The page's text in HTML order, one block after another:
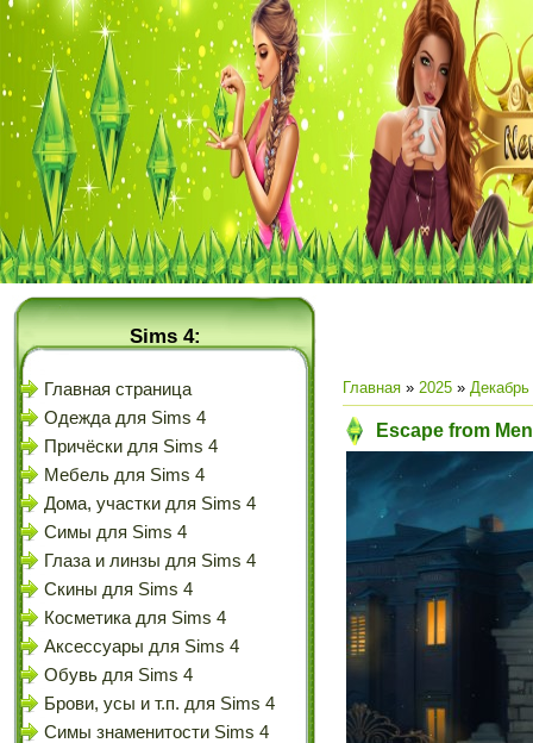
Sims 4:
Главная страница
Одежда для Sims 4
Причёски для Sims 4
Мебель для Sims 4
Дома, участки для Sims 4
Симы для Sims 4
Глаза и линзы для Sims 4
Скины для Sims 4
Косметика для Sims 4
Аксессуары для Sims 4
Обувь для Sims 4
Брови, усы и т.п. для Sims 4
Симы знаменитости Sims 4
Главная » 2025 » Декабрь
Escape from